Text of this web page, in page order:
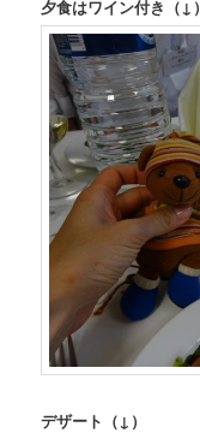
夕食はワイン付き（↓）
デザート（↓）